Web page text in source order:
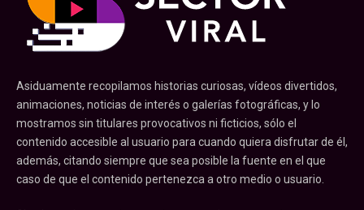
Asiduamente recopilamos historias curiosas, vídeos divertidos,
animaciones, noticias de interés o galerías fotográficas, y lo
mostramos sin titulares provocativos ni ficticios, sólo el
contenido accesible al usuario para cuando quiera disfrutar de él,
además, citando siempre que sea posible la fuente en el que
caso de que el contenido pertenezca a otro medio o usuario.